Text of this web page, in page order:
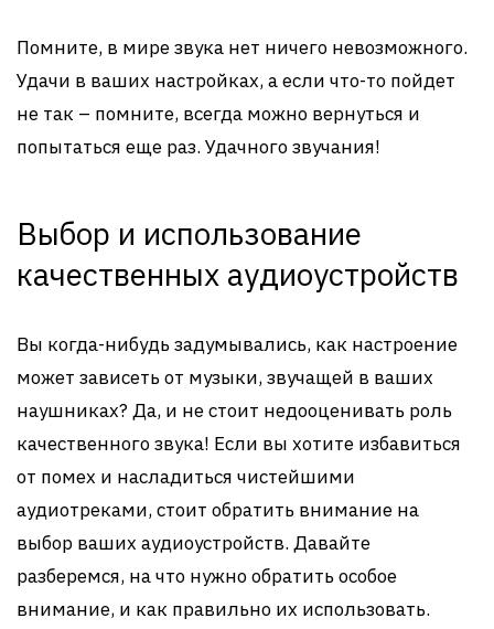
Помните, в мире звука нет ничего невозможного.
Удачи в ваших настройках, а если что-то пойдет
не так – помните, всегда можно вернуться и
попытаться еще раз. Удачного звучания!
Выбор и использование
качественных аудиоустройств
Вы когда-нибудь задумывались, как настроение
может зависеть от музыки, звучащей в ваших
наушниках? Да, и не стоит недооценивать роль
качественного звука! Если вы хотите избавиться
от помех и насладиться чистейшими
аудиотреками, стоит обратить внимание на
выбор ваших аудиоустройств. Давайте
разберемся, на что нужно обратить особое
внимание, и как правильно их использовать.